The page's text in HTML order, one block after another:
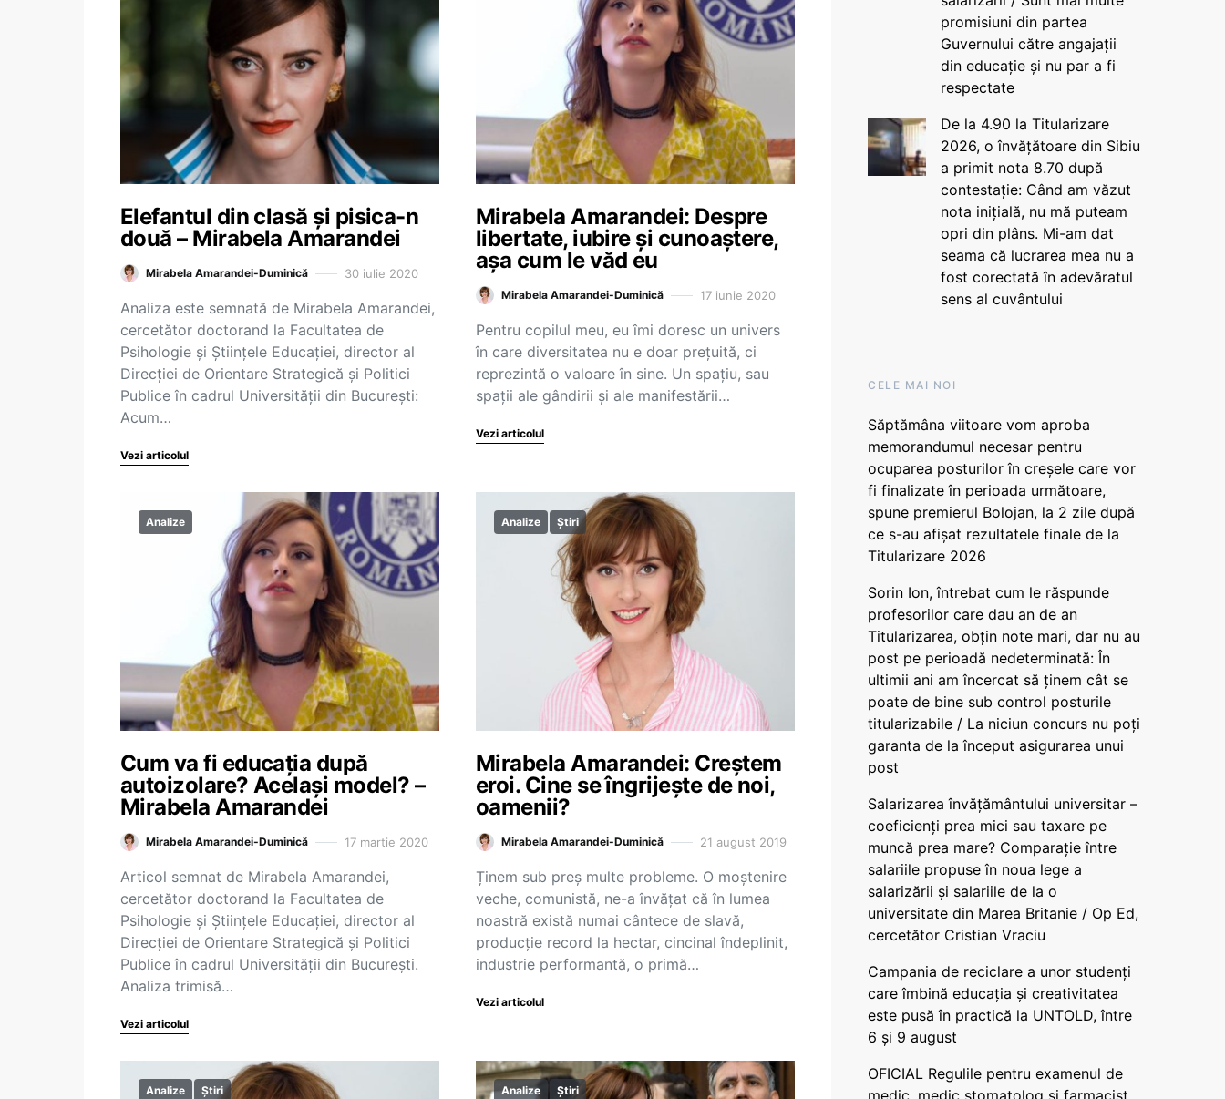
Elefantul din clasă și pisica-n
două – Mirabela Amarandei
Mirabela Amarandei-Duminică 30 iulie 2020
Analiza este semnată de Mirabela Amarandei,
cercetător doctorand la Facultatea de
Psihologie și Științele Educației, director al
Direcției de Orientare Strategică și Politici
Publice în cadrul Universității din București:
Acum…
Vezi articolul
Mirabela Amarandei: Despre
libertate, iubire și cunoaștere,
așa cum le văd eu
Mirabela Amarandei-Duminică 17 iunie 2020
Pentru copilul meu, eu îmi doresc un univers
în care diversitatea nu e doar prețuită, ci
reprezintă o valoare în sine. Un spațiu, sau
spații ale gândirii și ale manifestării…
Vezi articolul
Analize
Cum va fi educația după
autoizolare? Același model? –
Mirabela Amarandei
Mirabela Amarandei-Duminică 17 martie 2020
Articol semnat de Mirabela Amarandei,
cercetător doctorand la Facultatea de
Psihologie și Științele Educației, director al
Direcției de Orientare Strategică și Politici
Publice în cadrul Universității din București.
Analiza trimisă…
Vezi articolul
Analize Știri
Mirabela Amarandei: Creștem
eroi. Cine se îngrijește de noi,
oamenii?
Mirabela Amarandei-Duminică 21 august 2019
Ținem sub preș multe probleme. O moștenire
veche, comunistă, ne-a învățat că în lumea
noastră există numai cântece de slavă,
producție record la hectar, cincinal îndeplinit,
industrie performantă, o primă…
Vezi articolul
Analize Știri Analize Știri
promisiuni din partea
Guvernului către angajații
din educație și nu par a fi
respectate
De la 4.90 la Titularizare
2026, o învățătoare din Sibiu
a primit nota 8.70 după
contestație: Când am văzut
nota inițială, nu mă puteam
opri din plâns. Mi-am dat
seama că lucrarea mea nu a
fost corectată în adevăratul
sens al cuvântului
CELE MAI NOI
Săptămâna viitoare vom aproba
memorandumul necesar pentru
ocuparea posturilor în creșele care vor
fi finalizate în perioada următoare,
spune premierul Bolojan, la 2 zile după
ce s-au afișat rezultatele finale de la
Titularizare 2026
Sorin Ion, întrebat cum le răspunde
profesorilor care dau an de an
Titularizarea, obțin note mari, dar nu au
post pe perioadă nedeterminată: În
ultimii ani am încercat să ținem cât se
poate de bine sub control posturile
titularizabile / La niciun concurs nu poți
garanta de la început asigurarea unui
post
Salarizarea învățământului universitar –
coeficienți prea mici sau taxare pe
muncă prea mare? Comparație între
salariile propuse în noua lege a
salarizării și salariile de la o
universitate din Marea Britanie / Op Ed,
cercetător Cristian Vraciu
Campania de reciclare a unor studenți
care îmbină educația și creativitatea
este pusă în practică la UNTOLD, între
6 și 9 august
OFICIAL Regulile pentru examenul de
medic, medic stomatolog și farmacist